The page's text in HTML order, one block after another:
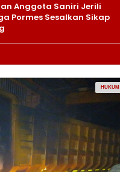
Anggota Saniri Jerili
Pormes Sesalkan Sikap
HUKUM